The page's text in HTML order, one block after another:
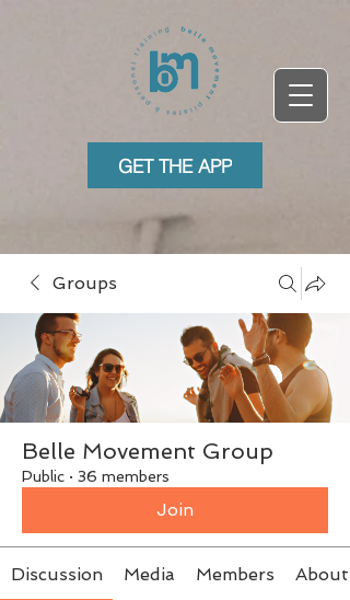
GET THE APP
Groups
Belle Movement Group
Public · 36 members
Join
Discussion Media Members About